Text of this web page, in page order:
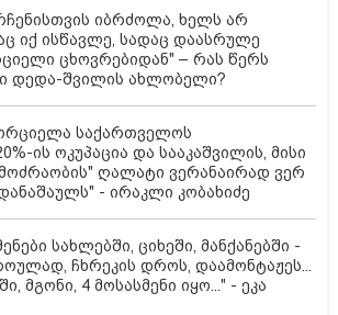
იბრძოლა, ხელს არ
იქ ისწავლე, სადაც დაასრულე
ცხოვრებიდან" – რას წერს
დედა-შვილის ახლობელი?
საქართველოს
ის ოკუპაცია და სააკაშვილის, მისი
ღალატი ვერანაირად ვერ
- ირაკლი კობახიძე
სახლებში, ციხეში, მანქანებში -
ჩხრეკის დროს, დაამონტაჟეს...
მგონი, 4 მოსასმენი იყო..." - ეკა